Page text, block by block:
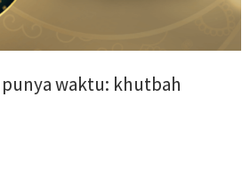
waktu: khutbah